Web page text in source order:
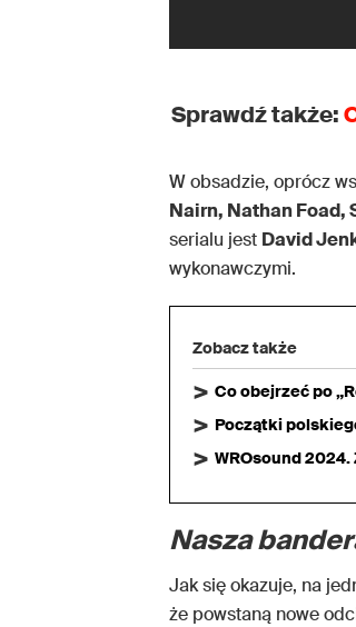
Sprawdź także:
W obsadzie, oprócz
Nairn, Nathan Foad,
serialu jest David
wykonawczymi.
Zobacz także
Co obejrzeć po
Początki
WROsound 2024.
Nasza
Jak się okazuje, na
że powstaną nowe